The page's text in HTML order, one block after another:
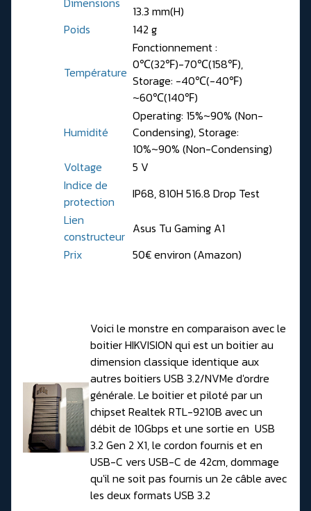
13.3 mm(H)
Poids
142 g
Température
Fonctionnement :
0℃(32℉)-70℃(158℉),
Storage: -40℃(-40℉)
~60℃(140℉)
Humidité
Operating: 15%~90% (Non-
Condensing), Storage:
10%~90% (Non-Condensing)
Voltage
5 V
Indice de
protection
IP68, 810H 516.8 Drop Test
Lien
constructeur Asus Tu Gaming A1
Prix
50€ environ (Amazon)
Voici le monstre en comparaison avec le
boitier HIKVISION qui est un boitier au
dimension classique identique aux
autres boitiers USB 3.2/NVMe d'ordre
générale. Le boitier et piloté par un
chipset Realtek RTL-9210B avec un
débit de 10Gbps et une sortie en USB
3.2 Gen 2 X1, le cordon fournis et en
USB-C vers USB-C de 42cm, dommage
qu'il ne soit pas fournis un 2e câble avec
les deux formats USB 3.2